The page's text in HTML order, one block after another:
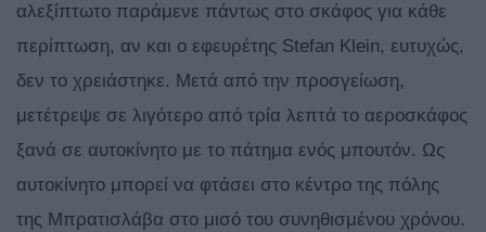
αλεξίπτωτο παράμενε πάντως στο σκάφος για κάθε
περίπτωση, αν και ο εφευρέτης Stefan Klein, ευτυχώς,
δεν το χρειάστηκε. Μετά από την προσγείωση,
μετέτρεψε σε λιγότερο από τρία λεπτά το αεροσκάφος
ξανά σε αυτοκίνητο με το πάτημα ενός μπουτόν. Ως
αυτοκίνητο μπορεί να φτάσει στο κέντρο της πόλης
της Μπρατισλάβα στο μισό του συνηθισμένου χρόνου.